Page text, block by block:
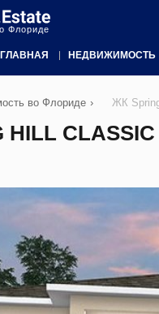
Флориде
ГЛАВНАЯ НЕДВИЖИМОСТЬ
во Флориде › ЖК
HILL